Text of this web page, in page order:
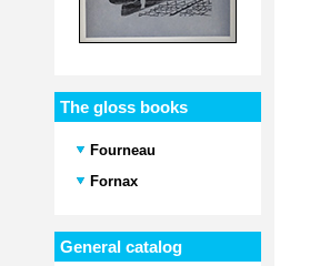
The gloss books
Fourneau
Fornax
General catalog